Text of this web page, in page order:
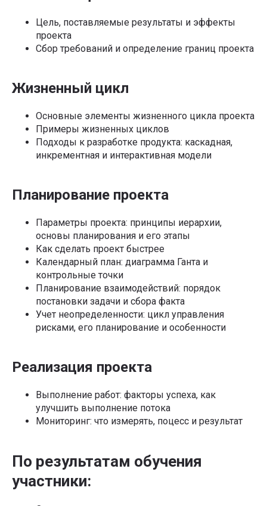
Цель, поставляемые результаты и эффекты
проекта
Сбор требований и определение границ проекта
Жизненный цикл
Основные элементы жизненного цикла проекта
Примеры жизненных циклов
Подходы к разработке продукта: каскадная,
инкрементная и интерактивная модели
Планирование проекта
Параметры проекта: принципы иерархии,
основы планирования и его этапы
Как сделать проект быстрее
Календарный план: диаграмма Ганта и
контрольные точки
Планирование взаимодействий: порядок
постановки задачи и сбора факта
Учет неопределенности: цикл управления
рисками, его планирование и особенности
Реализация проекта
Выполнение работ: факторы успеха, как
улучшить выполнение потока
Мониторинг: что измерять, поцесс и результат
По результатам обучения
участники: